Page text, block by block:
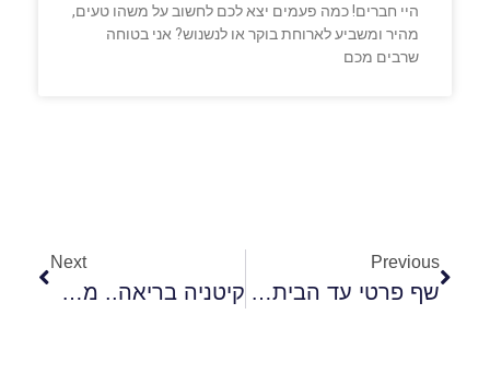
היי חברים! כמה פעמים יצא לכם לחשוב על משהו טעים,
מהיר ומשביע לארוחת בוקר או לנשנוש? אני בטוחה
שרבים מכם
Previous
שף פרטי עד הבית – הטרנד החדש שכובש את עולם הקולינריה
Next
קיטניה בריאה.. מתכון מנצח למרק אפונה עשיר בחלבון